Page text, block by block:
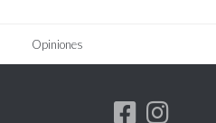
Opiniones